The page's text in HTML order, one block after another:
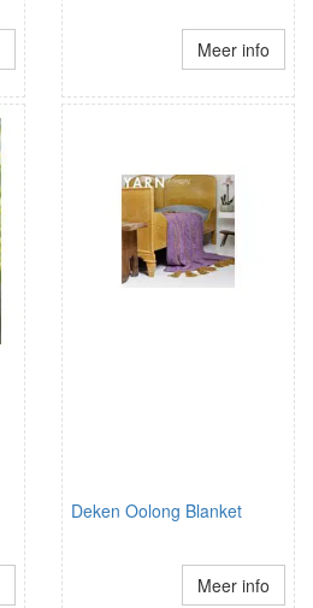
Meer info
Deken Oolong Blanket
Meer info